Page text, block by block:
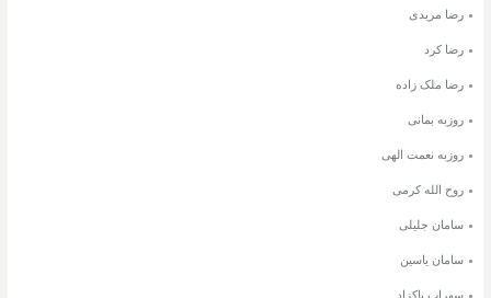
رضا مریدی
رضا کرد
رضا ملک زاده
روزبه بمانی
روزبه نعمت الهی
روح الله کرمی
سامان جلیلی
سامان یاسین
سهراب پاکزاد